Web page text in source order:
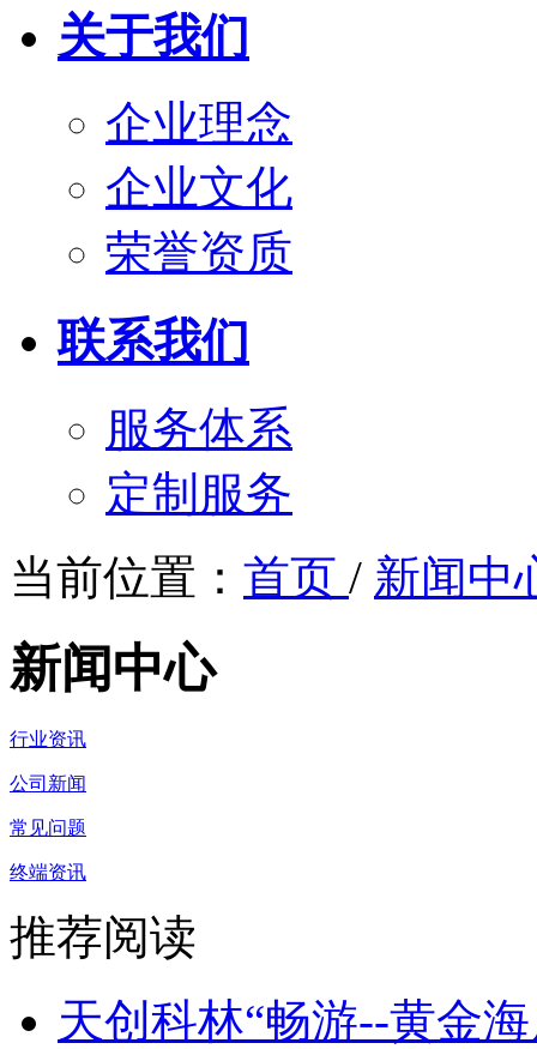
关于我们
企业理念
企业文化
荣誉资质
联系我们
服务体系
定制服务
当前位置： 首页 / 新闻中
新闻中心
行业资讯
公司新闻
常见问题
终端资讯
推荐阅读
天创科林“畅游--黄金海